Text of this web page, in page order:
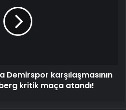
karşılaşmasının
kritik maça atandı!